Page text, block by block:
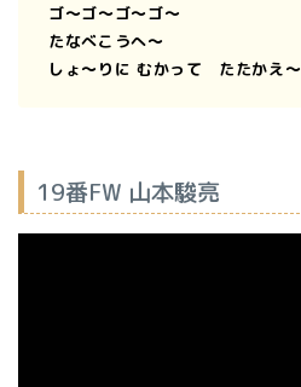
ゴ〜ゴ〜ゴ〜ゴ〜
たなべこうへ〜
しょ〜りに むかって たたかえ〜
19番FW 山本駿亮